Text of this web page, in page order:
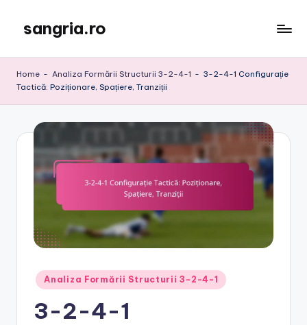
content
sangria.ro
Home - Analiza Formării Structurii 3-2-4-1 - 3-2-4-1 Configurație
Tactică: Poziționare, Spațiere, Tranziții
Posted
in
Analiza Formării Structurii 3-2-4-1
3-2-4-1